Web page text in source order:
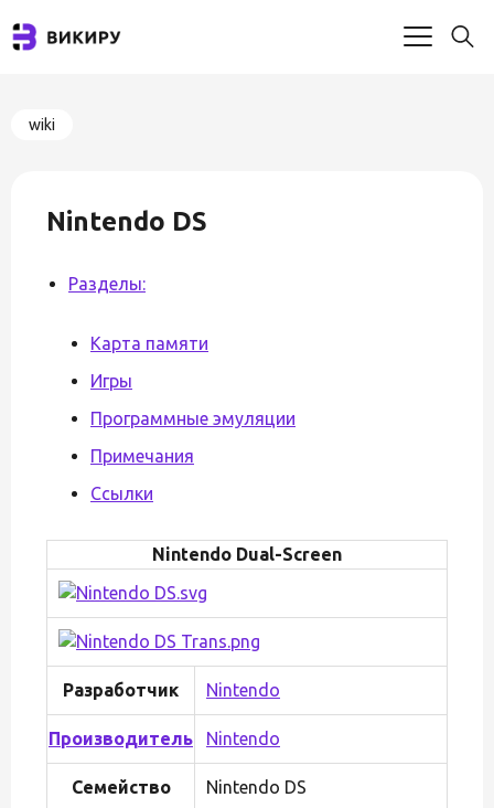
wiki
Nintendo DS
Разделы:
Карта памяти
Игры
Программные эмуляции
Примечания
Ссылки
Nintendo Dual-Screen
Разработчик Nintendo
Производитель Nintendo
Семейство Nintendo DS